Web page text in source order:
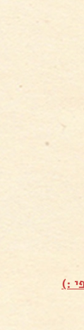
:)